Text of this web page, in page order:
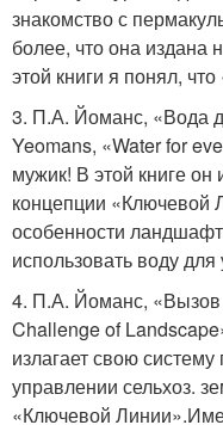
знакомство с
более, что она издана
этой книги я понял,
3. П.А. Йоманс, «Вода
Yeomans, «Water for
мужик! В этой книге
концепции «Ключевой
особенности
использовать воду
4. П.А. Йоманс,
Challenge of
излагает свою
управлении сельхоз.
«Ключевой